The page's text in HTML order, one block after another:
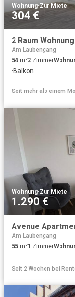
Wohnung·Zur Miete
304 €
Am Laubengang
54 m²2 Zimmer
·Balkon
Seit mehr als einem
Wohnung·Zur Miete
1.290 €
Am Laubengang
55 m²1 Zimmer
Seit 2 Wochen bei